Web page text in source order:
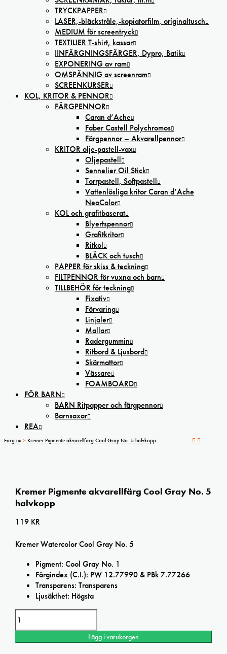
TRYCKPAPPER
LASER,-bläckstråle,-kopiatorfilm, oríginaltusch
MEDIUM för screentryck
TEXTILIER T-shirt, kassar
IINFÄRGNINGSFÄRGER, Dypro, Batik
EXPONERING av ram
OMSPÄNNIG av screenram
SCREENKURSER
KOL, KRITOR & PENNOR
FÄRGPENNOR
Caran d’Ache
Faber Castell Polychromos
Färgpennor – Akvarellpennor
KRITOR olje-pastell-vax
Oljepastell
Sennelier Oil Stick
Torrpastell, Softpastell
Vattenlösliga kritor Caran d’Ache
NeoColor
KOL och grafitbaserat
Blyertspennor
Grafitkritor
Ritkol
BLÄCK och tusch
PAPPER för skiss & teckning
FILTPENNOR för vuxna och barn
TILLBEHÖR för teckning
Fixativ
Förvaring
Linjaler
Mallar
Radergummin
Ritbord & Ljusbord
Skärmattor
Vässare
FOAMBOARD
FÖR BARN
BARN Ritpapper och färgpennor
Barnsaxar
REA
Farg.nu > Kremer Pigmente akvarellfärg Cool Gray No. 5 halvkopp
Kremer Pigmente akvarellfärg Cool Gray No. 5
halvkopp
119 KR
Kremer Watercolor Cool Gray No. 5
Pigment: Cool Gray No. 1
Färgindex (C.I.): PW 12.77990 & PBk 7.77266
Transparens: Transparens
Ljusäkthet: Högsta
Kremer
Pigmente
akvarellfärg
Cool
Lägg i varukorgen